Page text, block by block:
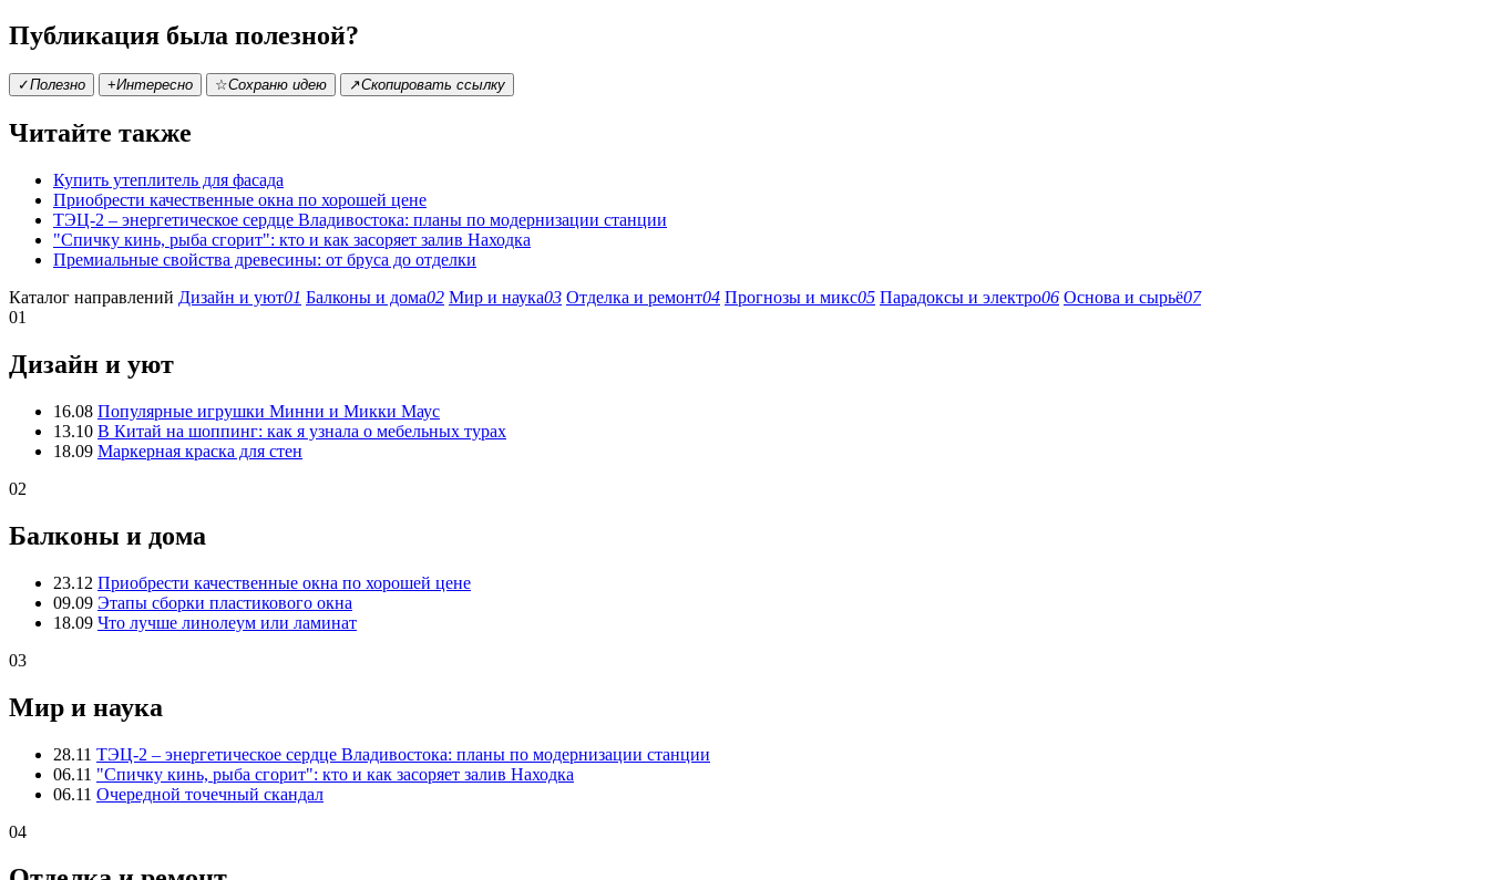
Публикация была полезной?
✓Полезно +Интересно ☆Сохраню идею ↗Скопировать ссылку
Читайте также
Купить утеплитель для фасада
Приобрести качественные окна по хорошей цене
ТЭЦ-2 – энергетическое сердце Владивостока: планы по модернизации станции
"Спичку кинь, рыба сгорит": кто и как засоряет залив Находка
Премиальные свойства древесины: от бруса до отделки
Каталог направлений Дизайн и уют01 Балконы и дома02 Мир и наука03 Отделка и ремонт04 Прогнозы и микс05 Парадоксы и электро06 Основа и сырьё07
01
Дизайн и уют
16.08 Популярные игрушки Минни и Микки Маус
13.10 В Китай на шоппинг: как я узнала о мебельных турах
18.09 Маркерная краска для стен
02
Балконы и дома
23.12 Приобрести качественные окна по хорошей цене
09.09 Этапы сборки пластикового окна
18.09 Что лучше линолеум или ламинат
03
Мир и наука
28.11 ТЭЦ-2 – энергетическое сердце Владивостока: планы по модернизации станции
06.11 "Спичку кинь, рыба сгорит": кто и как засоряет залив Находка
06.11 Очередной точечный скандал
04